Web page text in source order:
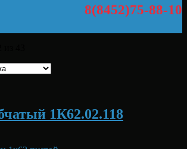
8(8452)75-88-10
1К62.02.118